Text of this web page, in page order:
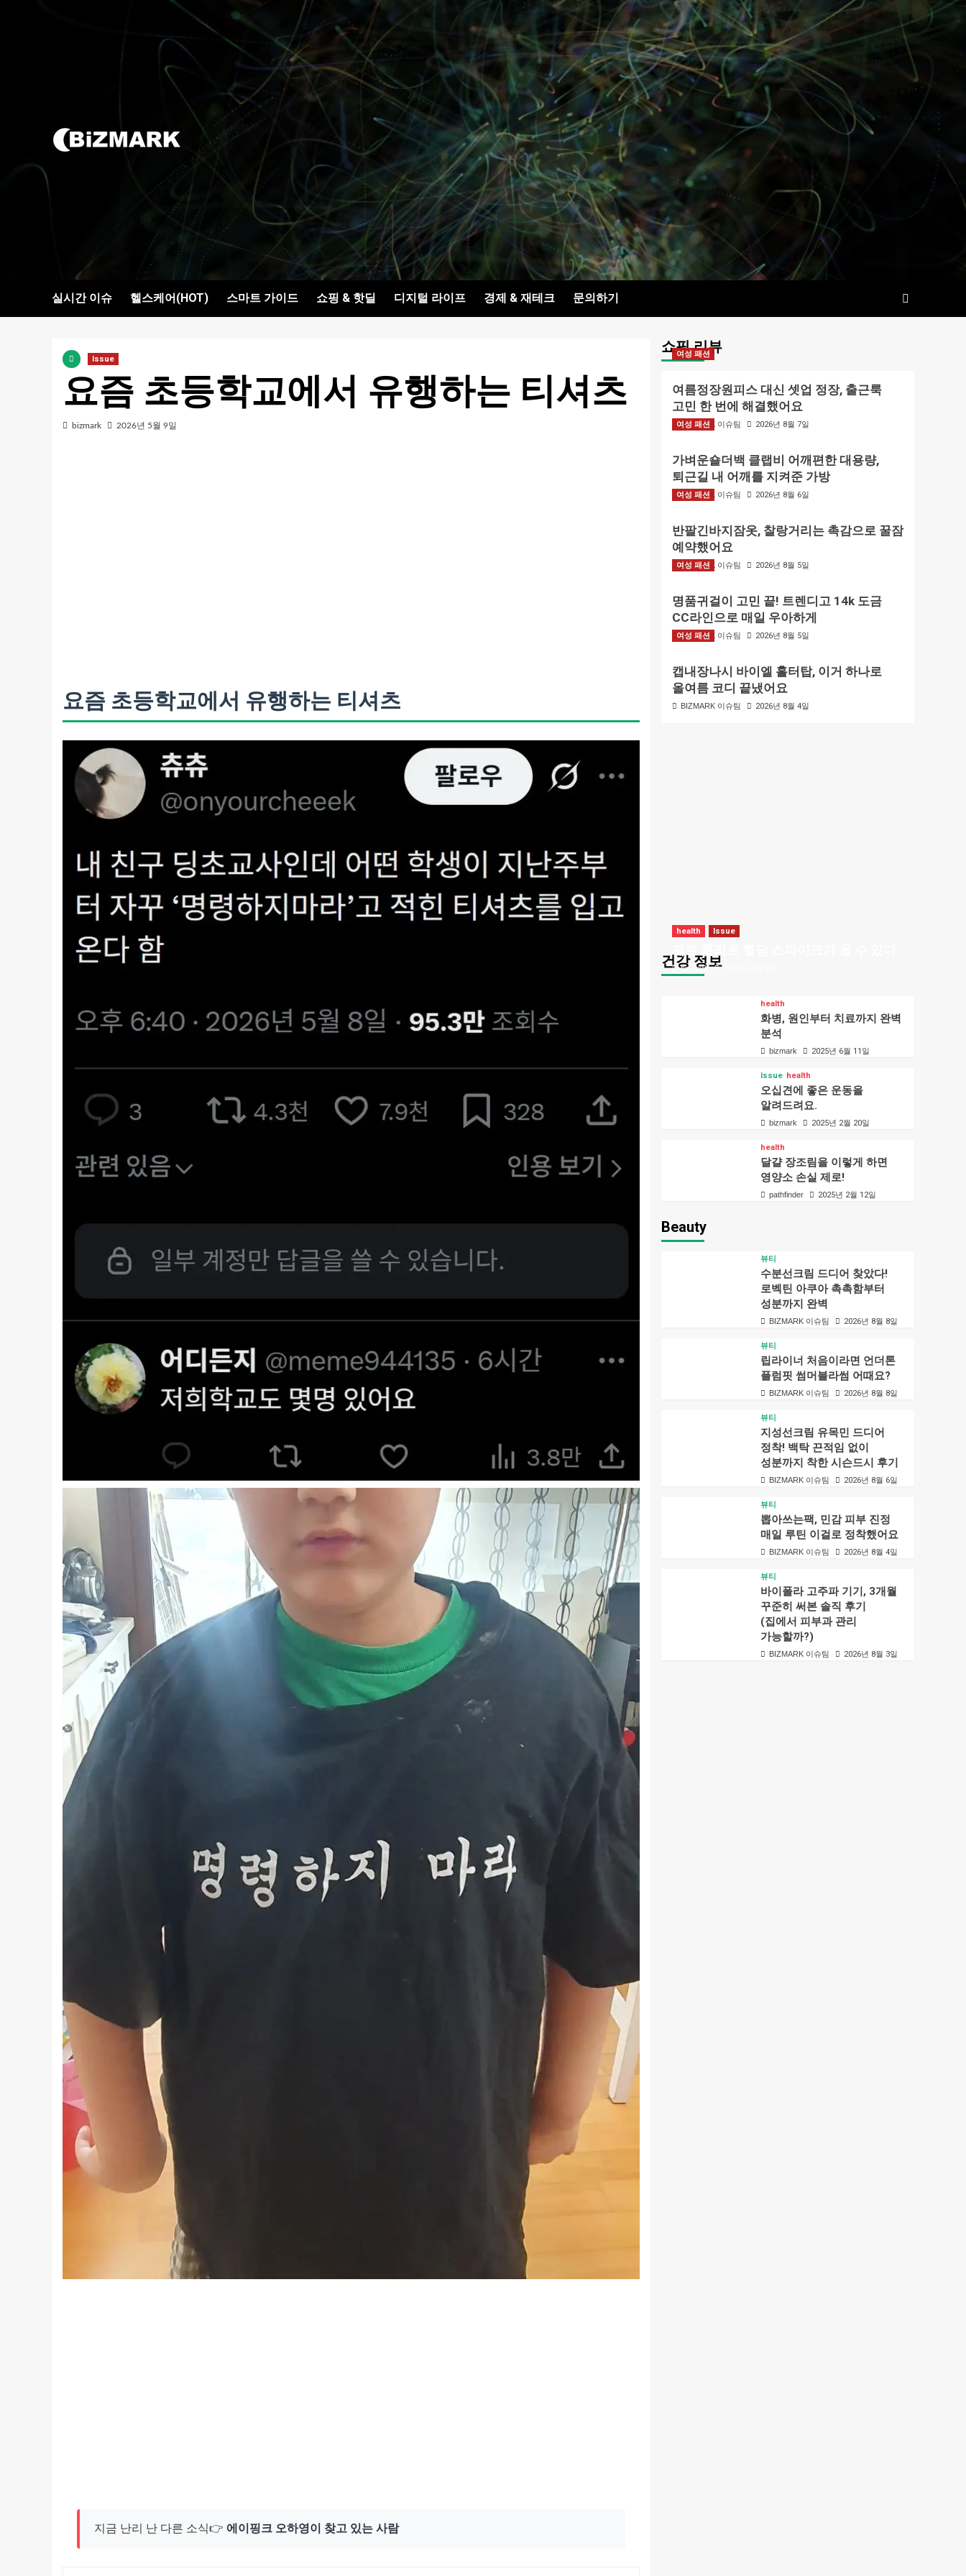
실시간 이슈 헬스케어(HOT) 스마트 가이드 쇼핑 & 핫딜 디지털 라이프 경제 & 재테크 문의하기
Issue
요즘 초등학교에서 유행하는 티셔츠
bizmark 2026년 5월 9일
요즘 초등학교에서 유행하는 티셔츠
지금 난리 난 다른 소식👉 에이핑크 오하영이 찾고 있는 사람
쇼핑 리뷰
여성 패션
여름정장원피스 대신 셋업 정장, 출근룩
고민 한 번에 해결했어요
BIZMARK 이슈팀 2026년 8월 7일
여성 패션
가벼운숄더백 클랩비 어깨편한 대용량,
퇴근길 내 어깨를 지켜준 가방
BIZMARK 이슈팀 2026년 8월 6일
여성 패션
반팔긴바지잠옷, 찰랑거리는 촉감으로 꿀잠
예약했어요
BIZMARK 이슈팀 2026년 8월 5일
여성 패션
명품귀걸이 고민 끝! 트렌디고 14k 도금
CC라인으로 매일 우아하게
BIZMARK 이슈팀 2026년 8월 5일
여성 패션
캡내장나시 바이엘 홀터탑, 이거 하나로
올여름 코디 끝냈어요
BIZMARK 이슈팀 2026년 8월 4일
건강 정보
health Issue
bizmark
health
화병, 원인부터 치료까지 완벽
분석
bizmark 2025년 6월 11일
Issue health
오십견에 좋은 운동을
알려드려요.
bizmark 2025년 2월 20일
health
달걀 장조림을 이렇게 하면
영양소 손실 제로!
pathfinder 2025년 2월 12일
Beauty
뷰티
수분선크림 드디어 찾았다!
로벡틴 아쿠아 촉촉함부터
성분까지 완벽
BIZMARK 이슈팀 2026년 8월 8일
뷰티
립라이너 처음이라면 언더톤
플럼핏 썸머블라썸 어때요?
BIZMARK 이슈팀 2026년 8월 8일
뷰티
지성선크림 유목민 드디어
정착! 백탁 끈적임 없이
성분까지 착한 시슨드시 후기
BIZMARK 이슈팀 2026년 8월 6일
뷰티
뽑아쓰는팩, 민감 피부 진정
매일 루틴 이걸로 정착했어요
BIZMARK 이슈팀 2026년 8월 4일
뷰티
바이폴라 고주파 기기, 3개월
꾸준히 써본 솔직 후기
(집에서 피부과 관리
가능할까?)
BIZMARK 이슈팀 2026년 8월 3일